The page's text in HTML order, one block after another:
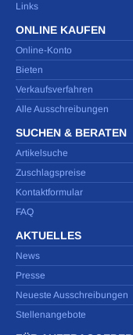
Links
ONLINE KAUFEN
Online-Konto
Bieten
Verkaufsverfahren
Alle Ausschreibungen
SUCHEN & BERATEN
Artikelsuche
Zuschlagspreise
Kontaktformular
FAQ
AKTUELLES
News
Presse
Neueste Ausschreibungen
Stellenangebote